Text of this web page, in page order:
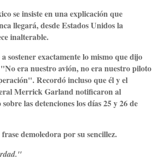
se insiste en una explicación que
llegará, desde Estados Unidos la
inalterable.
sostener exactamente lo mismo que dijo
era nuestro avión, no era nuestro piloto
Recordó incluso que él y el
Merrick Garland notificaron al
las detenciones los días 25 y 26 de
demoledora por su sencillez.